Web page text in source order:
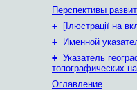
Перспективы
+
[Ілюстрації на
+
Именной
+ Указатель
топографических
Оглавление